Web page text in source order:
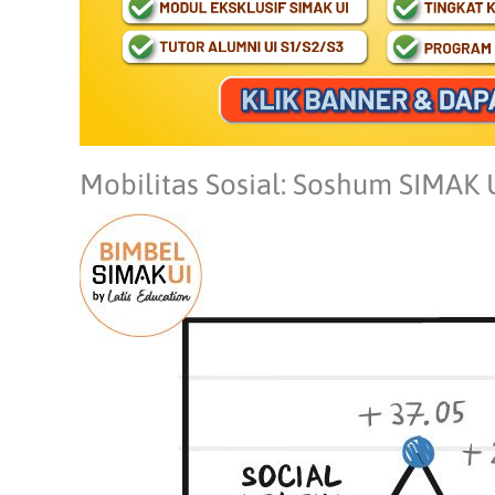
Mobilitas Sosial: Soshum SIMAK